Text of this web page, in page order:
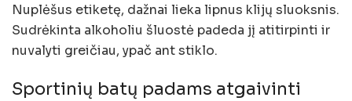
Nuplėšus etiketę, dažnai lieka lipnus klijų sluoksnis.
Sudrėkinta alkoholiu šluostė padeda jį atitirpinti ir
nuvalyti greičiau, ypač ant stiklo.
Sportinių batų padams atgaivinti